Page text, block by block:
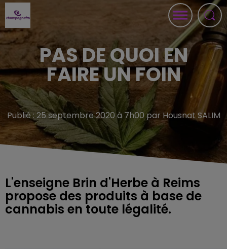
PAS DE QUOI EN
FAIRE UN FOIN
Publié : 25 septembre 2020 à 7h00 par Housnat SALIM
L'enseigne Brin d'Herbe à Reims
propose des produits à base de
cannabis en toute légalité.